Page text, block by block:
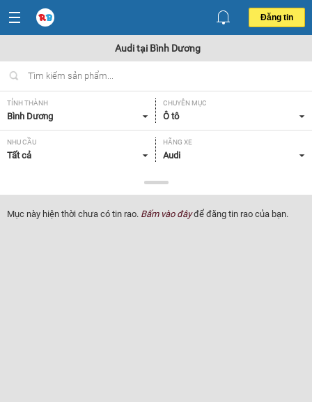
Đăng tin
Audi tại Bình Dương
TỈNH THÀNH
Bình Dương
CHUYÊN MỤC
Ô tô
NHU CẦU
Tất cả
HÃNG XE
Audi
Tất cả
NĂM SẢN XUẤT
Tất cả
GIÁ XE XUẤT XỨ
Mục này hiện thời chưa có tin rao. Bấm vào đâyđể đăng tin rao của bạn.